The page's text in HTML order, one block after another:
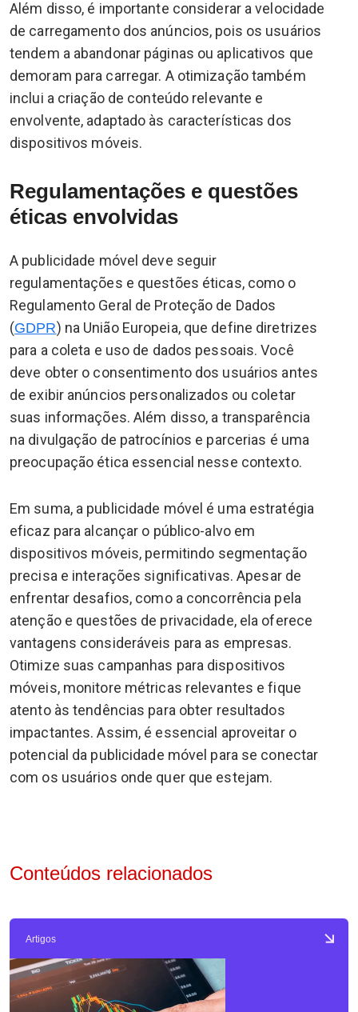
Além disso, é importante considerar a velocidade
de carregamento dos anúncios, pois os usuários
tendem a abandonar páginas ou aplicativos que
demoram para carregar. A otimização também
inclui a criação de conteúdo relevante e
envolvente, adaptado às características dos
dispositivos móveis.
Regulamentações e questões
éticas envolvidas
A publicidade móvel deve seguir
regulamentações e questões éticas, como o
Regulamento Geral de Proteção de Dados
(GDPR) na União Europeia, que define diretrizes
para a coleta e uso de dados pessoais. Você
deve obter o consentimento dos usuários antes
de exibir anúncios personalizados ou coletar
suas informações. Além disso, a transparência
na divulgação de patrocínios e parcerias é uma
preocupação ética essencial nesse contexto.
Em suma, a publicidade móvel é uma estratégia
eficaz para alcançar o público-alvo em
dispositivos móveis, permitindo segmentação
precisa e interações significativas. Apesar de
enfrentar desafios, como a concorrência pela
atenção e questões de privacidade, ela oferece
vantagens consideráveis para as empresas.
Otimize suas campanhas para dispositivos
móveis, monitore métricas relevantes e fique
atento às tendências para obter resultados
impactantes. Assim, é essencial aproveitar o
potencial da publicidade móvel para se conectar
com os usuários onde quer que estejam.
Conteúdos relacionados
Artigos